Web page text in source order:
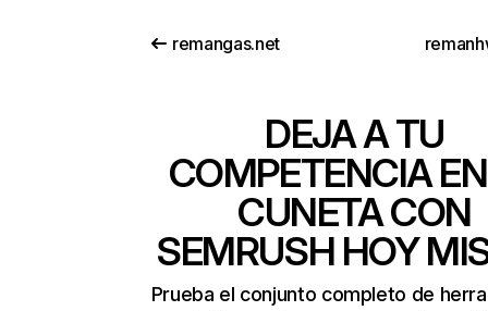
remangas.net
DEJA A TU
COMPETENCIA
CUNETA CON
SEMRUSH HOY
Prueba el conjunto completo de